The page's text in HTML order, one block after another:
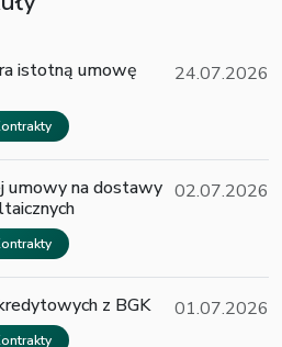
istotną umowę
24.07.2026
umowy na dostawy 02.07.2026
z BGK 01.07.2026